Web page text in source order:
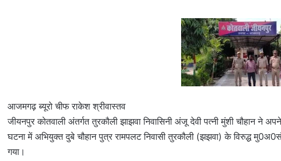
आजमगढ़ ब्यूरो चीफ राकेश श्रीवास्तव
जीयनपुर कोतवाली अंतर्गत तुरकौली झाझवा निवासिनी अंजू देवी पत्नी मुंशी चौहान ने
घटना में अभियुक्त दुबे चौहान पुत्र रामपलट निवासी तुरकौली (झझवा) के विरुद्ध
गया।